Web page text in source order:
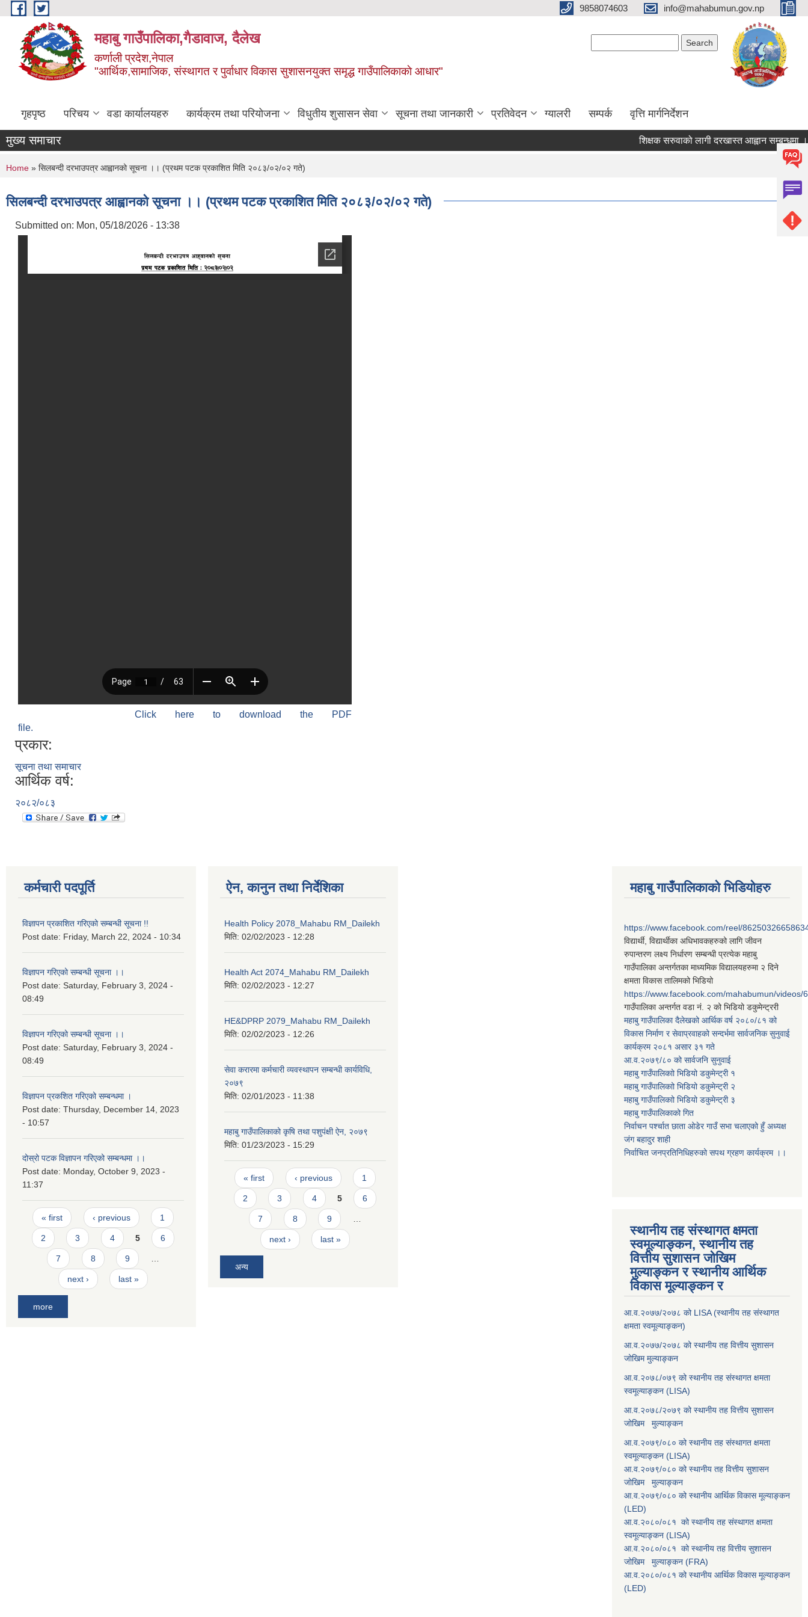
Skip to main content 9858074603 info@mahabumun.gov.np
महाबु गाउँपालिका,गैडावाज, दैलेख
कर्णाली प्रदेश,नेपाल
"आर्थिक,सामाजिक, संस्थागत र पुर्वाधार विकास सुशासनयुक्त समृद्ध गाउँपालिकाकाे आधार"
गृहपृष्ठ परिचय वडा कार्यालयहरु कार्यक्रम तथा परियोजना विधुतीय शुसासन सेवा सूचना तथा जानकारी प्रतिवेदन ग्यालरी सम्पर्क वृत्ति मार्गनिर्देशन
मुख्य समाचार शिक्षक सरुवाको लागी दरखास्त आह्वान सम्बन्धमा ।।
You are here
Home » सिलबन्दी दरभाउपत्र आह्वानको सूचना ।। (प्रथम पटक प्रकाशित मिति २०८३/०२/०२ गते)
सिलबन्दी दरभाउपत्र आह्वानको सूचना ।। (प्रथम पटक प्रकाशित मिति २०८३/०२/०२ गते)
Submitted on: Mon, 05/18/2026 - 13:38
Click here to download the PDF
file.
प्रकार:
सूचना तथा समाचार
आर्थिक वर्ष:
२०८२/०८३
कर्मचारी पदपूर्ति
विज्ञापन प्रकाशित गरिएको सम्बन्धी सूचना !!
Post date: Friday, March 22, 2024 - 10:34
विज्ञापन गरिएको सम्बन्धी सूचना ।।
Post date: Saturday, February 3, 2024 -
08:49
विज्ञापन गरिएको सम्बन्धी सूचना ।।
Post date: Saturday, February 3, 2024 -
08:49
विज्ञापन प्रकशित गरिएको सम्बन्धमा ।
Post date: Thursday, December 14, 2023
- 10:57
दोस्रो पटक विज्ञापन गरिएको सम्बन्धमा ।।
Post date: Monday, October 9, 2023 -
11:37
Pages
« first ‹ previous 1
2 3 4 5 6
7 8 9
next › last »
more
ऐन, कानुन तथा निर्देशिका
Health Policy 2078_Mahabu RM_Dailekh
मिति: 02/02/2023 - 12:28
Health Act 2074_Mahabu RM_Dailekh
मिति: 02/02/2023 - 12:27
HE&DPRP 2079_Mahabu RM_Dailekh
मिति: 02/02/2023 - 12:26
सेवा करारमा कर्मचारी व्यवस्थापन सम्बन्धी कार्यविधि,
२०७९
मिति: 02/01/2023 - 11:38
महाबु गाउँपालिकाको कृषि तथा पशुपंक्षी ऐन, २०७९
मिति: 01/23/2023 - 15:29
Pages
« first ‹ previous 1
2 3 4 5 6
7 8 9
next › last »
अन्य
महाबु गाउँपालिकाको भिडियोहरु
https://www.facebook.com/reel/
विद्यार्थी, विद्यार्थीका अधिभावकहरुको लागि जीवन
रुपान्तरण लक्ष्य निर्धारण सम्बन्धी प्रत्येक महाबु
गाउँपालिका अन्तर्गतका माध्यमिक विद्यालयहरुमा २ दिने
क्षमता विकास तालिमको भिडियो
https://www.facebook.com/mahabumun/videos/
गाउँपालिका अन्तर्गत वडा नं. २ को भिडियो डकुमेन्ट्ररी
महाबु गाउँपालिका दैलेखको आर्थिक वर्ष २०८०/८१ को
विकास निर्माण र सेवाप्रवाहको सन्दर्भमा सार्वजनिक सुनुवाई
कार्यक्रम २०८१ असार ३१ गते
आ.व.२०७९/८० को सार्वजनि सुनुवाई
महाबु गाउँपालिकाो भिडियो डकुमेन्ट्री १
महाबु गाउँपालिकाो भिडियो डकुमेन्ट्री २
महाबु गाउँपालिकाो भिडियो डकुमेन्ट्री ३
महाबु गाउँपालिकाको गित
निर्वाचन पर्श्चात छाता ओडेर गाउँ सभा चलाएको हुँ अध्यक्ष
जंग बहादुर शाही
निर्वाचित जनप्रतिनिधिहरुको सपथ ग्रहण कार्यक्रम ।।
स्थानीय तह संस्थागत क्षमता
स्वमूल्याङ्कन, स्थानीय तह
वित्तीय सुशासन जोखिम
मुल्याङ्कन र स्थानीय आर्थिक
विकास मूल्याङ्कन र
आ.व.२०७७/२०७८ को LISA (स्थानीय तह संस्थागत
क्षमता स्वमूल्याङ्कन)
आ.व.२०७७/२०७८ को स्थानीय तह वित्तीय सुशासन
जोखिम मुल्याङ्कन
आ.व.२०७८/०७९ को स्थानीय तह संस्थागत क्षमता
स्वमूल्याङ्कन (LISA)
आ.व.२०७८/२०७९ को स्थानीय तह वित्तीय सुशासन
जोखिम मुल्याङ्कन
आ.व.२०७९/०८० को स्थानीय तह संस्थागत क्षमता
स्वमूल्याङ्कन (LISA)
आ.व.२०७९/०८० को स्थानीय तह वित्तीय सुशासन
जोखिम मुल्याङ्कन
आ.व.२०७९/०८० को स्थानीय आर्थिक विकास मूल्याङ्कन
(LED)
आ.व.२०८०/०८१ को स्थानीय तह संस्थागत क्षमता
स्वमूल्याङ्कन (LISA)
आ.व.२०८०/०८१ को स्थानीय तह वित्तीय सुशासन
जोखिम मुल्याङ्कन (FRA)
आ.व.२०८०/०८१ को स्थानीय आर्थिक विकास मूल्याङ्कन
(LED)